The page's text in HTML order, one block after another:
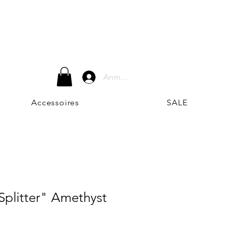
Anmelden
Accessoires SALE
Amethyst